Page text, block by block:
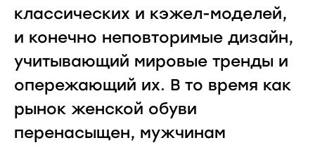
классических и кэжел-моделей,
и конечно неповторимые дизайн,
учитывающий мировые тренды и
опережающий их. В то время как
рынок женской обуви
перенасыщен, мужчинам